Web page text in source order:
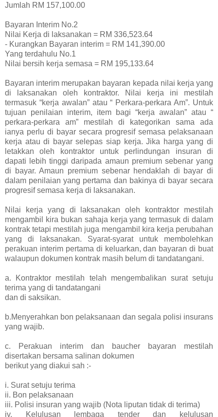
Jumlah RM 157,100.00
Bayaran Interim No.2
Nilai Kerja di laksanakan = RM 336,523.64
- Kurangkan Bayaran interim = RM 141,390.00
Yang terdahulu No.1
Nilai bersih kerja semasa = RM 195,133.64
Bayaran interim merupakan bayaran kepada nilai kerja yang
di laksanakan oleh kontraktor. Nilai kerja ini mestilah
termasuk “kerja awalan” atau “ Perkara-perkara Am”. Untuk
tujuan penilaian interim, item bagi “kerja awalan” atau “
perkara-perkara am” mestilah di kategorikan sama ada
ianya perlu di bayar secara progresif semasa pelaksanaan
kerja atau di bayar selepas siap kerja. Jika harga yang di
letakkan oleh kontraktor untuk perlindungan insuran di
dapati lebih tinggi daripada amaun premium sebenar yang
di bayar. Amaun premium sebenar hendaklah di bayar di
dalam penilaian yang pertama dan bakinya di bayar secara
progresif semasa kerja di laksanakan.
Nilai kerja yang di laksanakan oleh kontraktor mestilah
mengambil kira bukan sahaja kerja yang termasuk di dalam
kontrak tetapi mestilah juga mengambil kira kerja perubahan
yang di laksanakan. Syarat-syarat untuk membolehkan
perakuan interim pertama di keluarkan, dan bayaran di buat
walaupun dokumen kontrak masih belum di tandatangani.
a. Kontraktor mestilah telah mengembalikan surat setuju
terima yang di tandatangani
dan di saksikan.
b.Menyerahkan bon pelaksanaan dan segala polisi insurans
yang wajib.
c. Perakuan interim dan baucher bayaran mestilah
disertakan bersama salinan dokumen
berikut yang diakui sah :-
i. Surat setuju terima
ii. Bon pelaksanaan
iii. Polisi insuran yang wajib (Nota liputan tidak di terima)
iv. Kelulusan lembaga tender dan kelulusan